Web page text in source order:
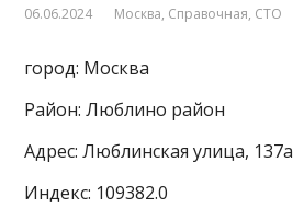
06.06.2024 Москва, Справочная, СТО
город: Москва
Район: Люблино район
Адрес: Люблинская улица, 137а
Индекс: 109382.0